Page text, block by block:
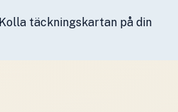
täckningskartan på din